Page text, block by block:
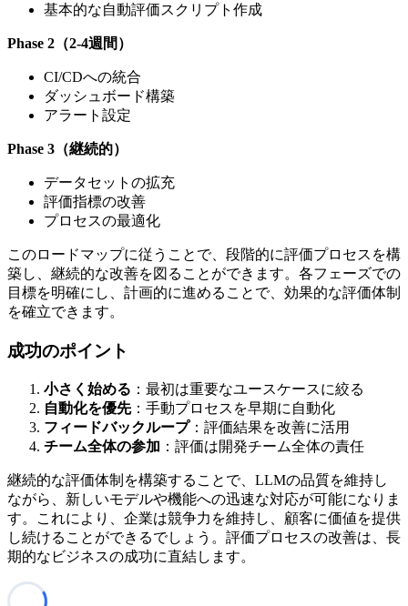
基本的な自動評価スクリプト作成
Phase 2（2-4週間）
CI/CDへの統合
ダッシュボード構築
アラート設定
Phase 3（継続的）
データセットの拡充
評価指標の改善
プロセスの最適化
このロードマップに従うことで、段階的に評価プロセスを構
築し、継続的な改善を図ることができます。各フェーズでの
目標を明確にし、計画的に進めることで、効果的な評価体制
を確立できます。
成功のポイント
小さく始める ：最初は重要なユースケースに絞る
自動化を優先：手動プロセスを早期に自動化
フィードバックループ：評価結果を改善に活用
チーム全体の参加 ：評価は開発チーム全体の責任
継続的な評価体制を構築することで、LLMの品質を維持し
ながら、新しいモデルや機能への迅速な対応が可能になりま
す。これにより、企業は競争力を維持し、顧客に価値を提供
し続けることができるでしょう。評価プロセスの改善は、長
期的なビジネスの成功に直結します。